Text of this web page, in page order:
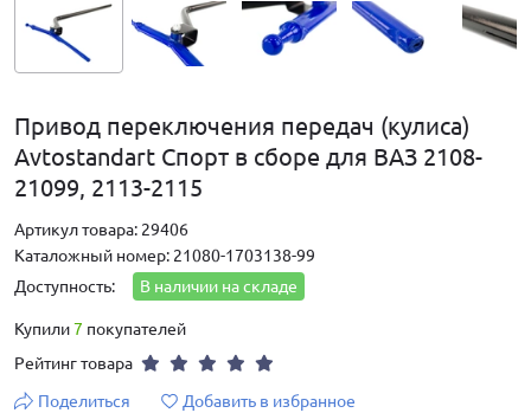
Привод переключения передач (кулиса)
Avtostandart Спорт в сборе для ВАЗ 2108-
21099, 2113-2115
Артикул товара: 29406
Каталожный номер: 21080-1703138-99
Доступность:
В наличии на складе
Купили7 покупателей
Рейтинг товара
Поделиться
Добавить в избранное